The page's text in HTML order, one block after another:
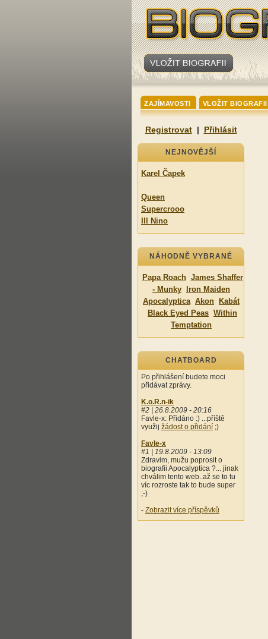
ZAJÍMAVOSTI VLOŽIT BIOGRAFII
Registrovat| Přihlásit
NEJNOVĚJŠÍ
Karel Čapek
Queen
Supercrooo
Ill Nino
NÁHODNĚ VYBRANÉ
Papa Roach James Shaffer
- Munky
Iron Maiden
Apocalyptica Akon
Kabát
Black Eyed Peas Within
Temptation
CHATBOARD
Po přihlášení budete moci
přidávat zprávy.
K.o.R.n-ik
#2 | 26.8.2009 - 20:16
Favle-x: Přidáno :) ...příště
využij žádost o přidání ;)
Favle-x
#1 | 19.8.2009 - 13:09
Zdravim, mužu poprosit o
biografii Apocalyptica ?... jinak
chválim tento web..až se to tu
víc rozroste tak to bude super
;-)
- Zobrazit více příspěvků